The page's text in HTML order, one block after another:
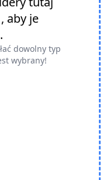
, aby je
dowolny typ
wybrany!